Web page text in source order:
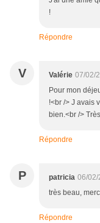
!
Répondre
V Valérie 07/02/
Pour mon
!<br /> J avais
bien.<br />
Répondre
P patricia 06/02/
très beau,
Répondre